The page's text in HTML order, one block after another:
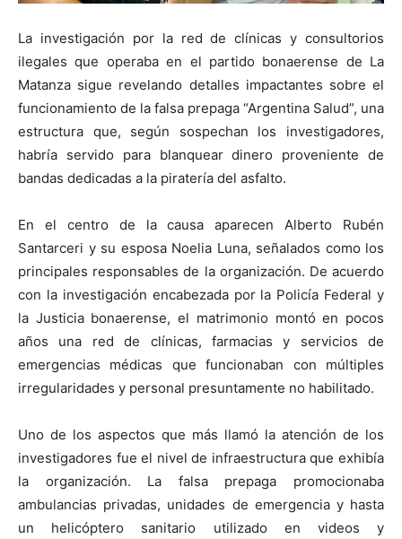
La investigación por la red de clínicas y consultorios
ilegales que operaba en el partido bonaerense de La
Matanza sigue revelando detalles impactantes sobre el
funcionamiento de la falsa prepaga “Argentina Salud”, una
estructura que, según sospechan los investigadores,
habría servido para blanquear dinero proveniente de
bandas dedicadas a la piratería del asfalto.
En el centro de la causa aparecen Alberto Rubén
Santarceri y su esposa Noelia Luna, señalados como los
principales responsables de la organización. De acuerdo
con la investigación encabezada por la Policía Federal y
la Justicia bonaerense, el matrimonio montó en pocos
años una red de clínicas, farmacias y servicios de
emergencias médicas que funcionaban con múltiples
irregularidades y personal presuntamente no habilitado.
Uno de los aspectos que más llamó la atención de los
investigadores fue el nivel de infraestructura que exhibía
la organización. La falsa prepaga promocionaba
ambulancias privadas, unidades de emergencia y hasta
un helicóptero sanitario utilizado en videos y